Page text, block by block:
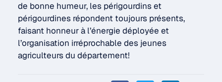
de bonne humeur, les périgourdins et
périgourdines répondent toujours présents,
faisant honneur à l’énergie déployée et
l’organisation irréprochable des jeunes
agriculteurs du département!